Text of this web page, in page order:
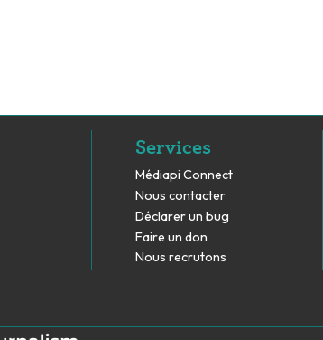
Services
Médiapi Connect
Nous contacter
Déclarer un bug
Faire un don
Nous recrutons